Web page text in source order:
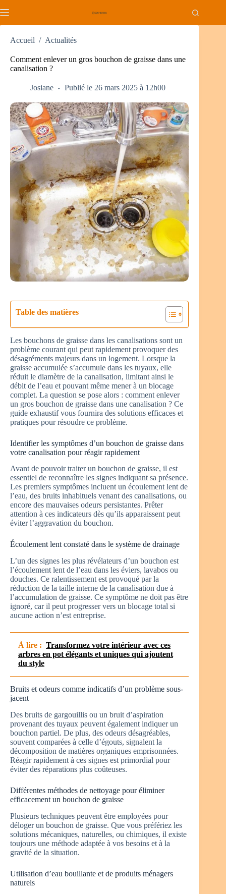
au
Accueil / Actualités
Comment enlever un gros bouchon de graisse dans une
canalisation ?
Josiane Publié le 26 mars 2025 à 12h00
Table des matières
Les bouchons de graisse dans les canalisations sont un
problème courant qui peut rapidement provoquer des
désagréments majeurs dans un logement. Lorsque la
graisse accumulée s’accumule dans les tuyaux, elle
réduit le diamètre de la canalisation, limitant ainsi le
débit de l’eau et pouvant même mener à un blocage
complet. La question se pose alors : comment enlever
un gros bouchon de graisse dans une canalisation ? Ce
guide exhaustif vous fournira des solutions efficaces et
pratiques pour résoudre ce problème.
Identifier les symptômes d’un bouchon de graisse dans
votre canalisation pour réagir rapidement
Avant de pouvoir traiter un bouchon de graisse, il est
essentiel de reconnaître les signes indiquant sa présence.
Les premiers symptômes incluent un écoulement lent de
l’eau, des bruits inhabituels venant des canalisations, ou
encore des mauvaises odeurs persistantes. Prêter
attention à ces indicateurs dès qu’ils apparaissent peut
éviter l’aggravation du bouchon.
Écoulement lent constaté dans le système de drainage
L’un des signes les plus révélateurs d’un bouchon est
l’écoulement lent de l’eau dans les éviers, lavabos ou
douches. Ce ralentissement est provoqué par la
réduction de la taille interne de la canalisation due à
l’accumulation de graisse. Ce symptôme ne doit pas être
ignoré, car il peut progresser vers un blocage total si
aucune action n’est entreprise.
À lire : Transformez votre intérieur avec ces
arbres en pot élégants et uniques qui ajoutent
du style
Bruits et odeurs comme indicatifs d’un problème sous-
jacent
Des bruits de gargouillis ou un bruit d’aspiration
provenant des tuyaux peuvent également indiquer un
bouchon partiel. De plus, des odeurs désagréables,
souvent comparées à celle d’égouts, signalent la
décomposition de matières organiques emprisonnées.
Réagir rapidement à ces signes est primordial pour
éviter des réparations plus coûteuses.
Différentes méthodes de nettoyage pour éliminer
efficacement un bouchon de graisse
Plusieurs techniques peuvent être employées pour
déloger un bouchon de graisse. Que vous préfériez les
solutions mécaniques, naturelles, ou chimiques, il existe
toujours une méthode adaptée à vos besoins et à la
gravité de la situation.
Utilisation d’eau bouillante et de produits ménagers
naturels